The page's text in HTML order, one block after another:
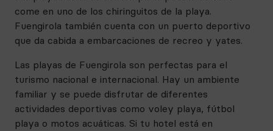
come en uno de los chiringuitos de la playa.
Fuengirola también cuenta con un puerto deportivo
que da cabida a embarcaciones de recreo y yates.
Las playas de Fuengirola son perfectas para el
turismo nacional e internacional. Hay un ambiente
familiar y se puede disfrutar de diferentes
actividades deportivas como voley playa, fútbol
playa o motos acuáticas. Si tu hotel está en